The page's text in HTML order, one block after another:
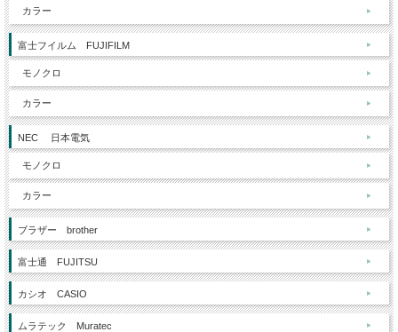
カラー
富士フイルム FUJIFILM
モノクロ
カラー
NEC 日本電気
モノクロ
カラー
ブラザー brother
富士通 FUJITSU
カシオ CASIO
ムラテック Muratec